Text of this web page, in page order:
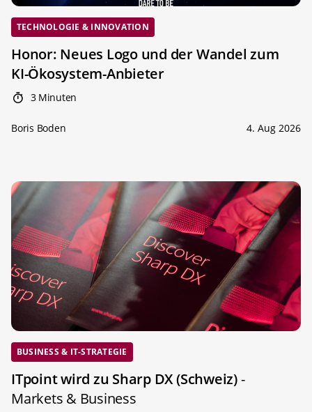
TECHNOLOGIE & INNOVATION
Honor: Neues Logo und der Wandel zum
KI-Ökosystem-Anbieter
3 Minuten
Boris Boden 4. Aug 2026
BUSINESS & IT-STRATEGIE
ITpoint wird zu Sharp DX (Schweiz)-
Markets & Business